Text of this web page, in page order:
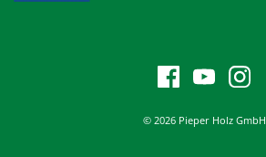
© 2026 Pieper Holz GmbH